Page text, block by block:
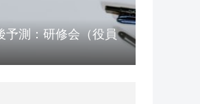
予測：研修会（役員